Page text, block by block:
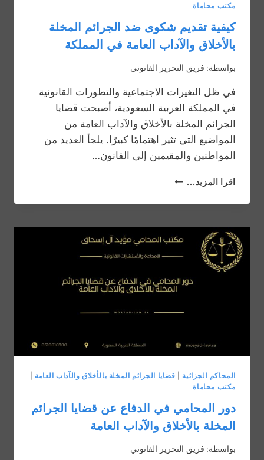
مكتب محاماة
كيفية تقديم شكوى ضد الجرائم المخلة
بالأخلاق والآداب العامة في المملكة
بواسطة: فريق التحرير القانوني
في ظل التغيرات الاجتماعية والتطورات القانونية
في المملكة العربية السعودية، أصبحت قضايا
الجرائم المخلة بالأخلاق والآداب العامة من
المواضيع التي تثير اهتمامًا كبيرًا. يلجأ العديد من
المواطنين والمقيمين إلى القانون…
اقرا المزيد... كيفية
شكوى
الجرائم
المخلة
بالأخلاق
العامة
في
المحاكم الجزائية قضايا الجرائم المخلة بالأخلاق والآداب العامة
مكتب محاماة
دور المحامي في الدفاع عن قضايا الجرائم
المخلة بالأخلاق والآداب العامة
بواسطة: فريق التحرير القانوني